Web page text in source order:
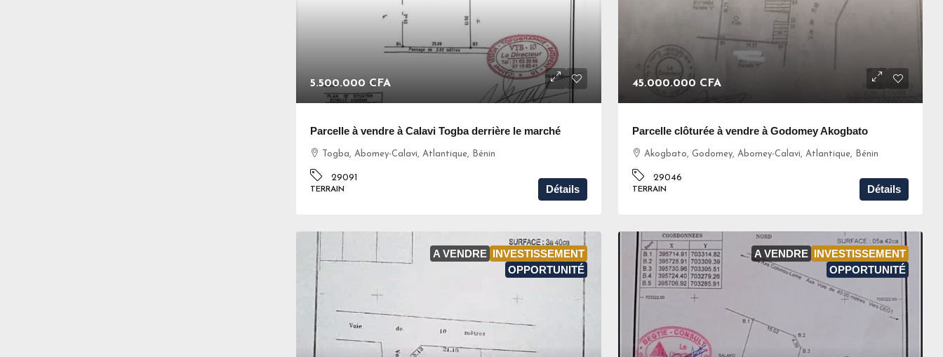
5.500.000 CFA
Parcelle à vendre à Calavi Togba derrière le marché
Togba, Abomey-Calavi, Atlantique, Bénin
29091
TERRAIN Détails
45.000.000 CFA
Parcelle clôturée à vendre à Godomey Akogbato
Akogbato, Godomey, Abomey-Calavi, Atlantique, Bénin
29046
TERRAIN Détails
A VENDRE INVESTISSEMENT
OPPORTUNITÉ
A VENDRE INVESTISSEMENT
OPPORTUNITÉ